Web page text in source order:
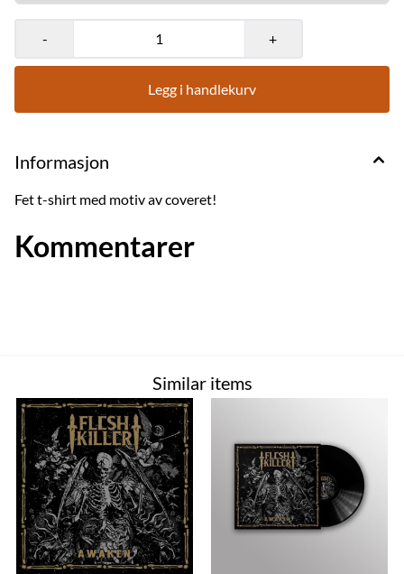
- +
Legg i handlekurv
Informasjon
Fet t-shirt med motiv av coveret!
Kommentarer
Similar items